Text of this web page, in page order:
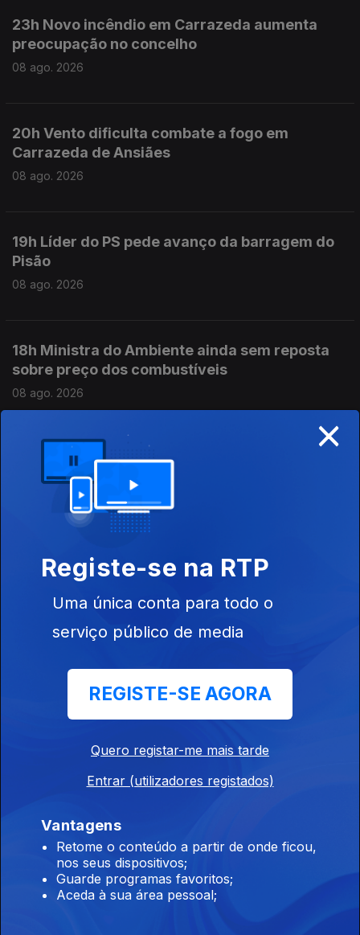
23h Novo incêndio em Carrazeda aumenta
preocupação no concelho
08 ago. 2026
20h Vento dificulta combate a fogo em
Carrazeda de Ansiães
08 ago. 2026
19h Líder do PS pede avanço da barragem do
Pisão
08 ago. 2026
18h Ministra do Ambiente ainda sem reposta
sobre preço dos combustíveis
08 ago. 2026
17h Incêndio em Carrazeda de Ansiães
08 ago. 2026
menores imigrantes
14h Queda de aeronave faz 1 morto
13h PR: Cooperação e entreajuda são mais
fortes do que egoísmos
08 ago. 2026
×
Registe-se na RTP
Uma única conta para todo o
serviço público de media
REGISTE-SE AGORA
Quero registar-me mais tarde
Entrar (utilizadores registados)
Vantagens
Retome o conteúdo a partir de onde ficou,
nos seus dispositivos;
Guarde programas favoritos;
Aceda à sua área pessoal;